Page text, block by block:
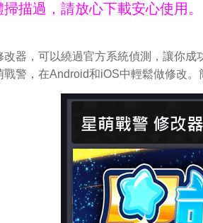
描過，請放心下載安心使用。
改器，可以繞過官方系統偵測，讓你成
戰警，在Android和iOS中輕鬆做修改